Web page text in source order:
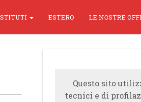
ESTERO LE NOSTRE
Questo sito
tecnici e di